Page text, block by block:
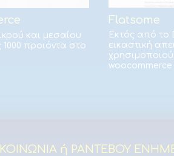
και μεσαίου
προιόντα στο
Flatsome
Εκτός από το
εικαστική
woocommerce
ή ΡΑΝΤΕΒΟΥ